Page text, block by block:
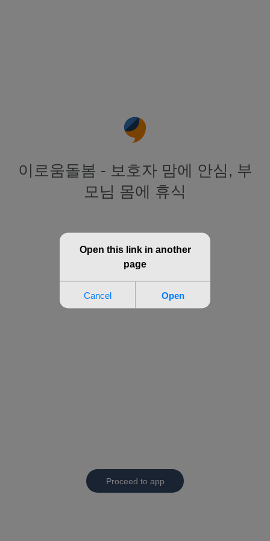
이로움돌봄 - 보호자 맘에 안심, 부
모님 몸에 휴식
Proceed to app